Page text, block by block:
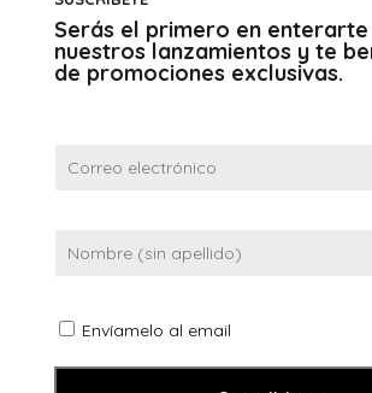
Serás el primero en enterarte
nuestros lanzamientos y te
de promociones exclusivas.
Envíamelo al email